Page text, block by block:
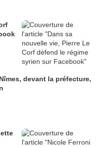
devant la préfecture,